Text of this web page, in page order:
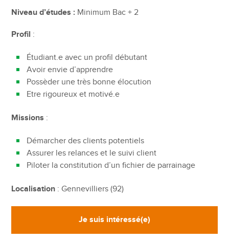
Niveau d’études : Minimum Bac + 2
Profil :
Étudiant.e avec un profil débutant
Avoir envie d’apprendre
Possèder une très bonne élocution
Etre rigoureux et motivé.e
Missions :
Démarcher des clients potentiels
Assurer les relances et le suivi client
Piloter la constitution d’un fichier de parrainage
Localisation : Gennevilliers (92)
Je suis intéressé(e)